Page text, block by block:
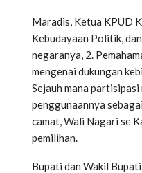
Maradis, Ketua KPUD
Kebudayaan Politik,
negaranya, 2.
mengenai dukungan
Sejauh mana
penggunaannya
camat, Wali Nagari se
pemilihan.
Bupati dan Wakil